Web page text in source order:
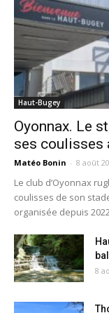
Haut-Bugey
Oyonnax. Le
ses coulisses
Matéo Bonin - 8 août
Le club d’Oyonnax
coulisses de son
organisée depuis
8